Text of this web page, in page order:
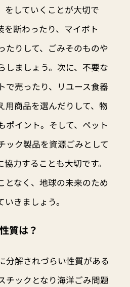
をしていくことが大切で
を断わったり、マイボト
たりして、ごみそのものや
しましょう。次に、不要な
で売ったり、リユース食器
用商品を選んだりして、物
ポイント。そして、ペット
ック製品を資源ごみとして
力することも大切です。
となく、地球の未来のため
きましょう。
質は？
分解されづらい性質がある
チックとなり海洋ごみ問題